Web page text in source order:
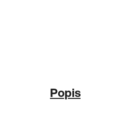
Popis